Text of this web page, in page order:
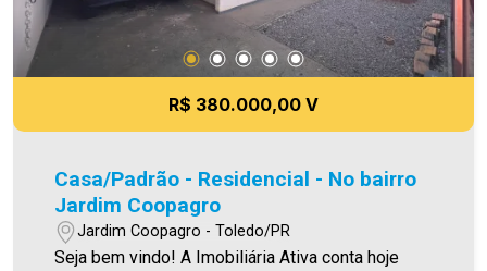
meramente ilustrativas
R$ 380.000,00 V
Casa/Padrão - Residencial - No bairro
Jardim Coopagro
Jardim Coopagro - Toledo/PR
Seja bem vindo! A Imobiliária Ativa conta hoje